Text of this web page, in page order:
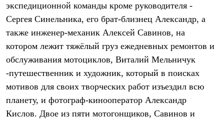
Лёгкая одежда
Футболки
Брюки
Софтшелл одежда
Куртки
Флисовая одежда
Куртки
Брюки
Комбинезоны
Термобелье
экспедиционной команды кроме руководителя -
Сергея Синельника, его брат-близнец Александр, а
также инженер-механик Алексей Савинов, на
котором лежит тяжёлый груз ежедневных ремонтов и
обслуживания мотоциклов, Виталий Мельничук
-путешественник и художник, который в поисках
мотивов для своих творческих работ изъездил всю
планету, и фотограф-кинооператор Александр
Кислов. Двое из пяти мотогонщиков, Савинов и